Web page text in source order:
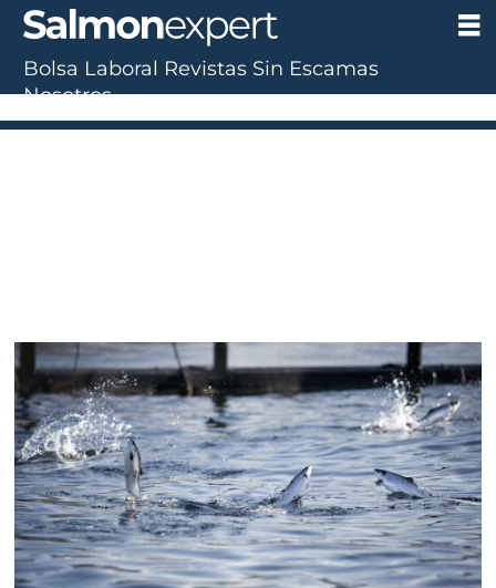
Bolsa Laboral Revistas Sin Escamas
Nosotros